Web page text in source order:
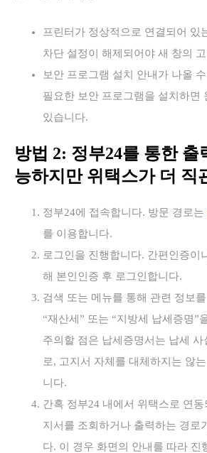
프린터가 정상적으로 연결되어 있
차단 설정이 해제되어야 새 창의
보안 프로그램 설치 안내가 나올
필요한 보안 프로그램을 설치하면
있습니다.
방법 2: 정부24를 통한
능하지만 위택스가 더 직
정부24에 접속합니다. 방문 경로는
를 이용합니다.
로그인을 진행합니다. 간편인증이
해 본인인증 후 로그인합니다.
검색 또는 메뉴를 통해 관련 정보
“재산세” 또는 “지방세 납세증명”
주의할 점은 납세증명서는 납세 사
로, 고지서 자체를 대체하지는 않
니다.
간혹 정부24 내에서 위택스로 연
지서를 조회하거나 출력하는 경로
다. 이 경우 화면의 안내를 따라 진